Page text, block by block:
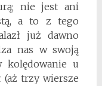
nie jest ani
a to z tego
już dawno
nas w swoją
kolędowanie u
(aż trzy wiersze